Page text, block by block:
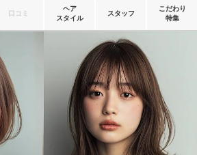
口コミ
ヘア
スタイル
スタッフ
こだわり
特集